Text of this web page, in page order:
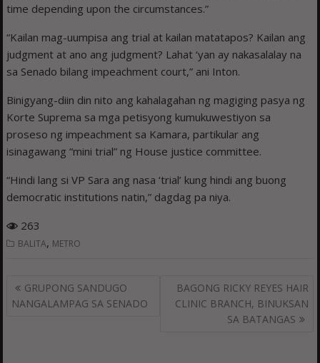
time depending upon the circumstances.”
“Kailan mag-uumpisa ang trial at kailan matatapos? Kailan ang
judgment at ano ang judgment? Lahat ‘yan ay nakasalalay na
sa Senado bilang impeachment court,” ani Inton.
Binigyang-diin din nito ang kahalagahan ng magiging pasya ng
Korte Suprema sa mga petisyong kumukuwestiyon sa
proseso ng impeachment sa Kamara, partikular ang
isinagawang “mini trial” ng House justice committee.
“Hindi lang si VP Sara ang nasa ‘trial’ kung hindi ang buong
democratic institutions natin,” dagdag pa niya.
263
BALITA, METRO
Post
navigation
GRUPONG SANDUGO
NANGALAMPAG SA SENADO
BAGONG RICKY REYES HAIR
CLINIC BRANCH, BINUKSAN
SA BATANGAS